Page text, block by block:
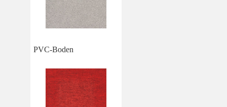
PVC-Boden